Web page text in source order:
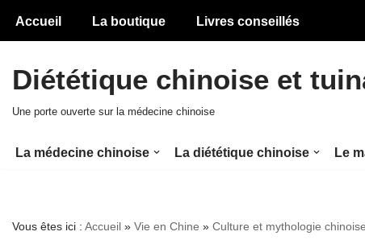
Aller
contenu
Accueil La boutique Livres conseillés
Diététique chinoise et
Une porte ouverte sur la médecine chinoise
La médecine chinoise La diététique chinoise Le
Vous êtes ici : Accueil » Vie en Chine » Culture et mythologie chinoise